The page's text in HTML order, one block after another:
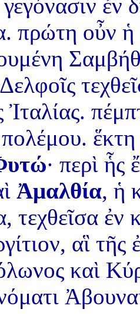
ἐν
πρώτη οὖν
Ἰταλίας.
· περὶ
Ἀμαλθία, ἡ
τεχθεῖσα
αἳ
καὶ